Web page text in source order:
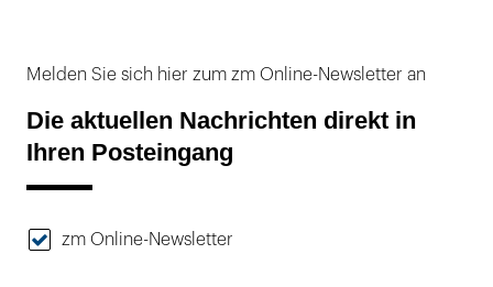
Melden Sie sich hier zum zm Online-Newsletter an
Die aktuellen Nachrichten direkt in
Ihren Posteingang
zm Online-Newsletter